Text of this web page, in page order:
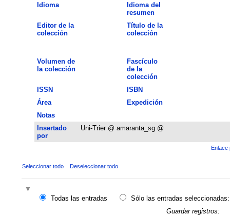
Idioma
Idioma del
resumen
Editor de la
colección
Título de la
colección
Volumen de
la colección
Fascículo
de la
colección
ISSN
ISBN
Área
Expedición
Notas
Insertado
por
Uni-Trier @ amaranta_sg @
Enlace
Seleccionar todo Deseleccionar todo
Todas las entradas
Sólo las entradas seleccionadas:
Guardar registros: